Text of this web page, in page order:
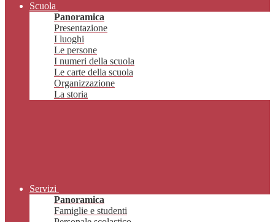
Scuola
Panoramica
Presentazione
I luoghi
Le persone
I numeri della scuola
Le carte della scuola
Organizzazione
La storia
Servizi
Panoramica
Famiglie e studenti